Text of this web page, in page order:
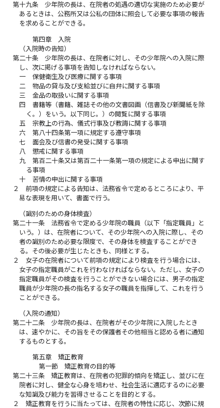
第十九条
少年院の長は、在院者の処遇の適切な実施のため必要が
あるときは、公務所又は公私の団体に照会して必要な事項の報告
を求めることができる。
第四章 入院
（入院時の告知）
第二十条
少年院の長は、在院者に対し、その少年院への入院に際
し、次に掲げる事項を告知しなければならない。
一
保健衛生及び医療に関する事項
二
物品の貸与及び支給並びに自弁に関する事項
三
金品の取扱いに関する事項
四
書籍等（書籍、雑誌その他の文書図画（信書及び新聞紙を除
く。）をいう。以下同じ。）の閲覧に関する事項
五
宗教上の行為、儀式行事及び教誨に関する事項
六
第八十四条第一項に規定する遵守事項
七
面会及び信書の発受に関する事項
八
懲戒に関する事項
九
第百二十条又は第百二十一条第一項の規定による申出に関す
る事項
十
苦情の申出に関する事項
２
前項の規定による告知は、法務省令で定めるところにより、平
易な表現を用いて、書面で行う。
（識別のための身体検査）
第二十一条
法務省令で定める少年院の職員（以下「指定職員」と
いう。）は、在院者について、その少年院への入院に際し、その
者の識別のため必要な限度で、その身体を検査することができ
る。その後必要が生じたときも、同様とする。
２
女子の在院者について前項の規定により検査を行う場合には、
女子の指定職員がこれを行わなければならない。ただし、女子の
指定職員がその検査を行うことができない場合には、男子の指定
職員が少年院の長の指名する女子の職員を指揮して、これを行う
ことができる。
（入院の通知）
第二十二条
少年院の長は、在院者がその少年院に入院したとき
は、速やかに、その旨をその保護者その他相当と認める者に通知
するものとする。
第五章 矯正教育
第一節 矯正教育の目的等
第二十三条
矯正教育は、在院者の犯罪的傾向を矯正し、並びに在
院者に対し、健全な心身を培わせ、社会生活に適応するのに必要
な知識及び能力を習得させることを目的とする。
２
矯正教育を行うに当たっては、在院者の特性に応じ、次節に規